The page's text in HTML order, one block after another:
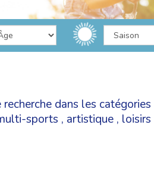
dans les catégories
sports , artistique , loisirs